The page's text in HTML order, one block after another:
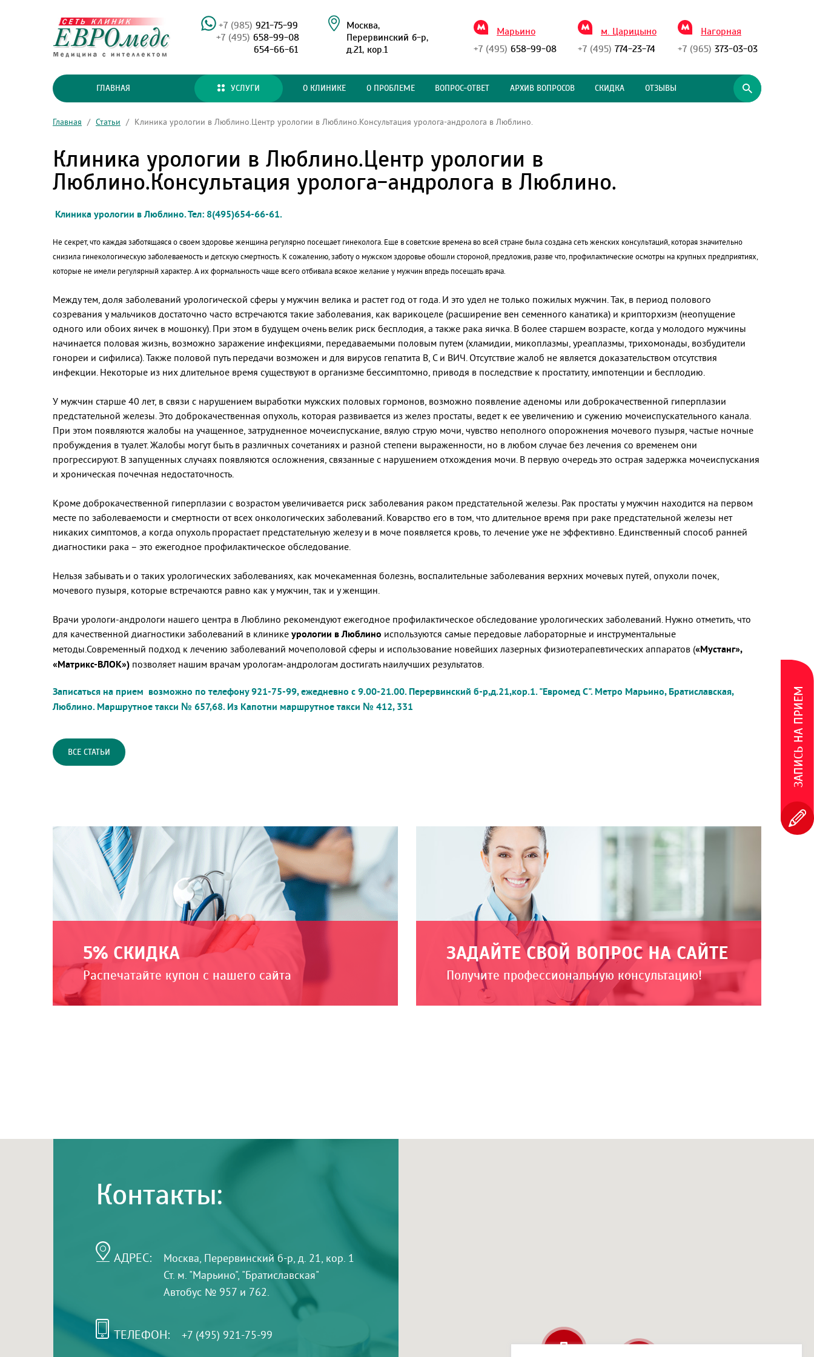
+7 (985) 921-75-99
+7 (495) 658-99-08
654-66-61
Москва,
Перервинский б-р,
д.21, кор.1
Марьино
+7 (495) 658-99-08
м. Царицыно
+7 (495) 774-23-74
Нагорная
+7 (965) 373-03-03
ГЛАВНАЯ УСЛУГИ О КЛИНИКЕ О ПРОБЛЕМЕ ВОПРОС-ОТВЕТ АРХИВ ВОПРОСОВ СКИДКА ОТЗЫВЫ
Главная / Статьи / Клиника урологии в Люблино.Центр урологии в Люблино.Консультация уролога-андролога в Люблино.
Клиника урологии в Люблино.Центр урологии в
Люблино.Консультация уролога-андролога в Люблино.
Клиника урологии в Люблино. Тел: 8(495)654-66-61.
Не секрет, что каждая заботящаяся о своем здоровье женщина регулярно посещает гинеколога. Еще в советские времена во всей стране была создана сеть женских консультаций, которая значительно
снизила гинекологическую заболеваемость и детскую смертность. К сожалению, заботу о мужском здоровье обошли стороной, предложив, разве что, профилактические осмотры на крупных предприятиях,
которые не имели регулярный характер. А их формальность чаще всего отбивала всякое желание у мужчин впредь посещать врача.
Между тем, доля заболеваний урологической сферы у мужчин велика и растет год от года. И это удел не только пожилых мужчин. Так, в период полового
созревания у мальчиков достаточно часто встречаются такие заболевания, как варикоцеле (расширение вен семенного канатика) и крипторхизм (неопущение
одного или обоих яичек в мошонку). При этом в будущем очень велик риск бесплодия, а также рака яичка. В более старшем возрасте, когда у молодого мужчины
начинается половая жизнь, возможно заражение инфекциями, передаваемыми половым путем (хламидии, микоплазмы, уреаплазмы, трихомонады, возбудители
гонореи и сифилиса). Также половой путь передачи возможен и для вирусов гепатита В, С и ВИЧ. Отсутствие жалоб не является доказательством отсутствия
инфекции. Некоторые из них длительное время существуют в организме бессимптомно, приводя в последствие к простатиту, импотенции и бесплодию.
У мужчин старше 40 лет, в связи с нарушением выработки мужских половых гормонов, возможно появление аденомы или доброкачественной гиперплазии
предстательной железы. Это доброкачественная опухоль, которая развивается из желез простаты, ведет к ее увеличению и сужению мочеиспускательного канала.
При этом появляются жалобы на учащенное, затрудненное мочеиспускание, вялую струю мочи, чувство неполного опорожнения мочевого пузыря, частые ночные
пробуждения в туалет. Жалобы могут быть в различных сочетаниях и разной степени выраженности, но в любом случае без лечения со временем они
прогрессируют. В запущенных случаях появляются осложнения, связанные с нарушением отхождения мочи. В первую очередь это острая задержка мочеиспускания
и хроническая почечная недостаточность.
Кроме доброкачественной гиперплазии с возрастом увеличивается риск заболевания раком предстательной железы. Рак простаты у мужчин находится на первом
месте по заболеваемости и смертности от всех онкологических заболеваний. Коварство его в том, что длительное время при раке предстательной железы нет
никаких симптомов, а когда опухоль прорастает предстательную железу и в моче появляется кровь, то лечение уже не эффективно. Единственный способ ранней
диагностики рака – это ежегодное профилактическое обследование.
Нельзя забывать и о таких урологических заболеваниях, как мочекаменная болезнь, воспалительные заболевания верхних мочевых путей, опухоли почек,
мочевого пузыря, которые встречаются равно как у мужчин, так и у женщин.
Врачи урологи-андрологи нашего центра в Люблино рекомендуют ежегодное профилактическое обследование урологических заболеваний. Нужно отметить, что
для качественной диагностики заболеваний в клинике урологии в Люблино используются самые передовые лабораторные и инструментальные
методы.Современный подход к лечению заболеваний мочеполовой сферы и использование новейших лазерных физиотерапевтических аппаратов («Мустанг»,
«Матрикс-ВЛОК») позволяет нашим врачам урологам-андрологам достигать наилучших результатов.
Записаться на прием возможно по телефону 921-75-99, ежедневно с 9.00-21.00.Перервинский б-р,д.21,кор.1. "Евромед С". Метро Марьино, Братиславская,
Люблино. Маршрутное такси № 657,68.Из Капотни маршрутное такси № 412, 331
ВСЕ СТАТЬИ
5% СКИДКА
Распечатайте купон с нашего сайта
ЗАДАЙТЕ СВОЙ ВОПРОС НА САЙТЕ
Получите профессиональную консультацию!
Контакты:
АДРЕС:
Москва, Перервинский б-р, д. 21, кор. 1
Ст. м. "Марьино", "Братиславская"
Автобус № 957 и 762.
ТЕЛЕФОН: +7 (495) 921-75-99
ЗАПИСЬ НА ПРИЕМ